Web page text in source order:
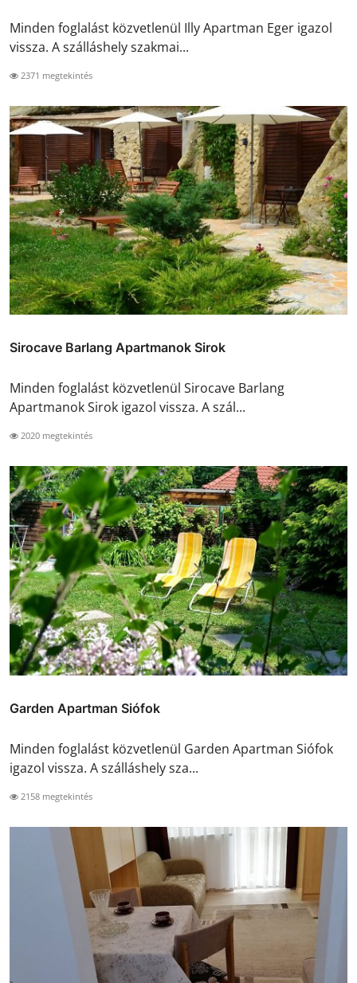
Minden foglalást közvetlenül Illy Apartman Eger igazol
vissza. A szálláshely szakmai...
2371 megtekintés
Sirocave Barlang Apartmanok Sirok
Minden foglalást közvetlenül Sirocave Barlang
Apartmanok Sirok igazol vissza. A szál...
2020 megtekintés
Garden Apartman Siófok
Minden foglalást közvetlenül Garden Apartman Siófok
igazol vissza. A szálláshely sza...
2158 megtekintés